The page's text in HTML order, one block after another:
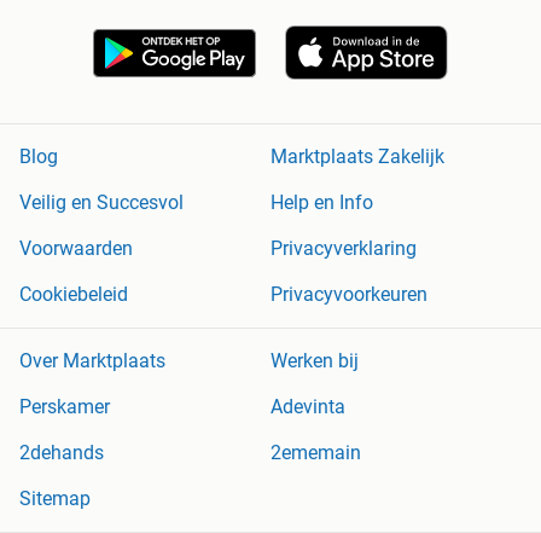
Blog
Marktplaats Zakelijk
Veilig en Succesvol
Help en Info
Voorwaarden
Privacyverklaring
Cookiebeleid
Privacyvoorkeuren
Over Marktplaats
Werken bij
Perskamer
Adevinta
2dehands
2ememain
Sitemap